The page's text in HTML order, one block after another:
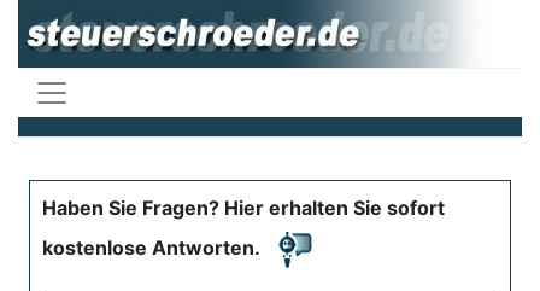
Haben Sie Fragen? Hier erhalten Sie sofort
kostenlose Antworten.